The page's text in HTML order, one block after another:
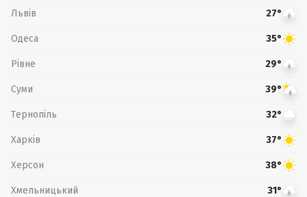
Львів 27°
Одеса 35°
Рівне 29°
Суми 39°
Тернопіль 32°
Харків 37°
Херсон 38°
Хмельницький 31°